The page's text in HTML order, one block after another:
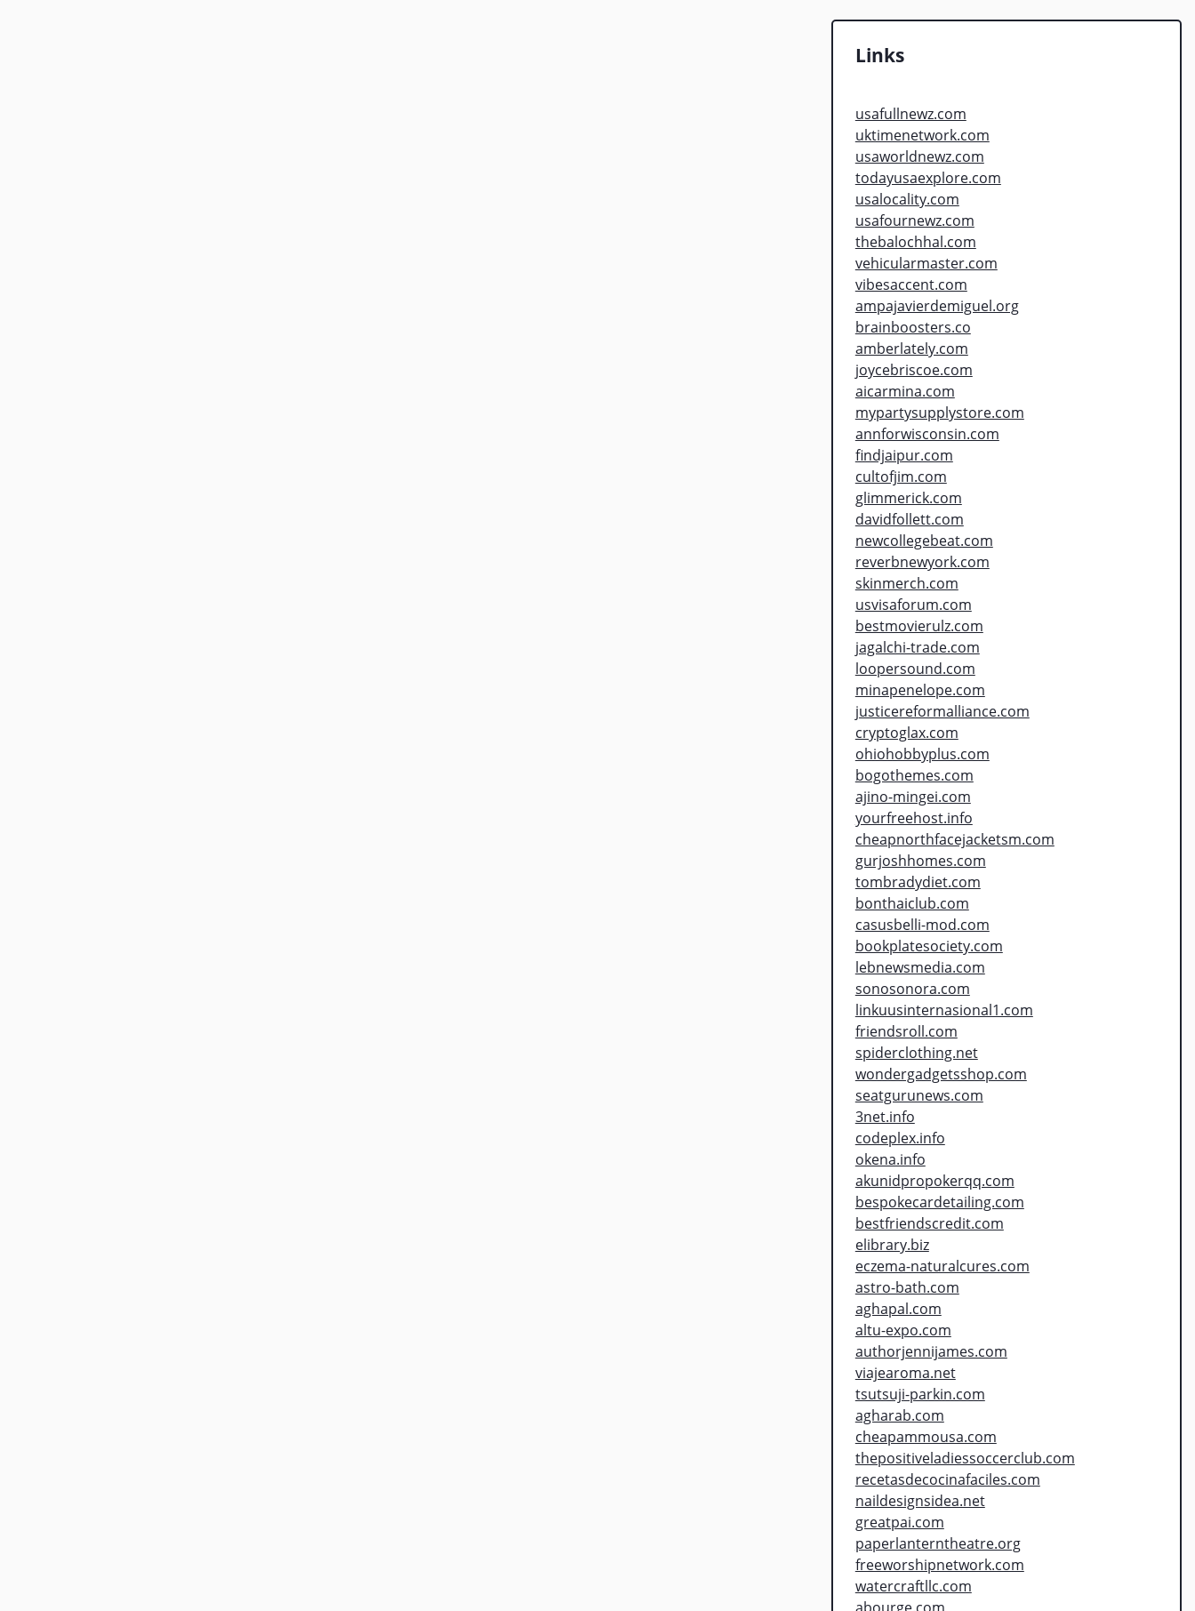
Links
usafullnewz.com
uktimenetwork.com
usaworldnewz.com
todayusaexplore.com
usalocality.com
usafournewz.com
thebalochhal.com
vehicularmaster.com
vibesaccent.com
ampajavierdemiguel.org
brainboosters.co
amberlately.com
joycebriscoe.com
aicarmina.com
mypartysupplystore.com
annforwisconsin.com
findjaipur.com
cultofjim.com
glimmerick.com
davidfollett.com
newcollegebeat.com
reverbnewyork.com
skinmerch.com
usvisaforum.com
bestmovierulz.com
jagalchi-trade.com
loopersound.com
minapenelope.com
justicereformalliance.com
cryptoglax.com
ohiohobbyplus.com
bogothemes.com
ajino-mingei.com
yourfreehost.info
cheapnorthfacejacketsm.com
gurjoshhomes.com
tombradydiet.com
bonthaiclub.com
casusbelli-mod.com
bookplatesociety.com
lebnewsmedia.com
sonosonora.com
linkuusinternasional1.com
friendsroll.com
spiderclothing.net
wondergadgetsshop.com
seatgurunews.com
3net.info
codeplex.info
okena.info
akunidpropokerqq.com
bespokecardetailing.com
bestfriendscredit.com
elibrary.biz
eczema-naturalcures.com
astro-bath.com
aghapal.com
altu-expo.com
authorjennijames.com
viajearoma.net
tsutsuji-parkin.com
agharab.com
cheapammousa.com
thepositiveladiessoccerclub.com
recetasdecocinafaciles.com
naildesignsidea.net
greatpai.com
paperlanterntheatre.org
freeworshipnetwork.com
watercraftllc.com